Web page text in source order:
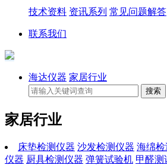
技术资料 资讯系列 常见问题解答
联系我们
海达仪器 家居行业
家居行业
床垫检测仪器 沙发检测仪器 海绵
仪器 厨具检测仪器 弹簧试验机 甲醛测